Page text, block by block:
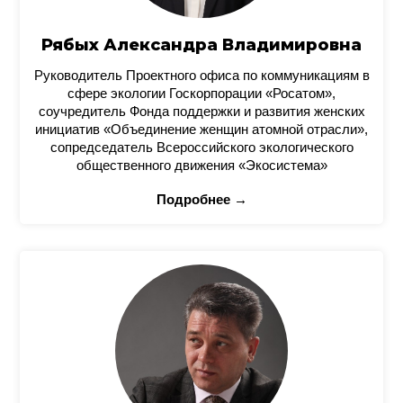
Рябых Александра Владимировна
Руководитель Проектного офиса по коммуникациям в
сфере экологии Госкорпорации «Росатом»,
соучредитель Фонда поддержки и развития женских
инициатив «Объединение женщин атомной отрасли»,
сопредседатель Всероссийского экологического
общественного движения «Экосистема»
Подробнее →